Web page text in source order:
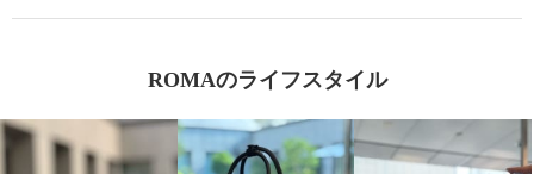
ROMAのライフスタイル